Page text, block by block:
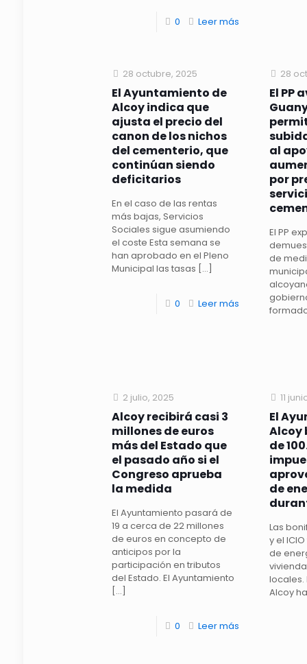
0 Leer más
28 octubre, 2025
El Ayuntamiento de
Alcoy indica que
ajusta el precio del
canon de los nichos
del cementerio, que
continúan siendo
deficitarios
En el caso de las rentas
más bajas, Servicios
Sociales sigue asumiendo
el coste Esta semana se
han aprobado en el Pleno
Municipal las tasas […]
0 Leer más
28
El PP
al
por
El PP
de
2 julio, 2025
Alcoy recibirá casi 3
millones de euros
más del Estado que
el pasado año si el
Congreso aprueba
la medida
El Ayuntamiento pasará de
19 a cerca de 22 millones
de euros en concepto de
anticipos por la
participación en tributos
del Estado. El Ayuntamiento
[…]
0 Leer más
11
El
Alcoy
de
de
Las
y el
de
locales.
Alcoy